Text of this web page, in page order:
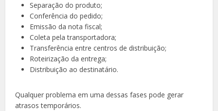
Separação do produto;
Conferência do pedido;
Emissão da nota fiscal;
Coleta pela transportadora;
Transferência entre centros de distribuição;
Roteirização da entrega;
Distribuição ao destinatário.
Qualquer problema em uma dessas fases pode gerar
atrasos temporários.